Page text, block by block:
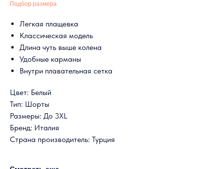
Подбор размера
Легкая плащевка
Классическая модель
Длина чуть выше колена
Удобные карманы
Внутри плавательная сетка
Цвет: Белый
Тип: Шорты
Размеры: До 3XL
Бренд: Италия
Страна производитель: Турция